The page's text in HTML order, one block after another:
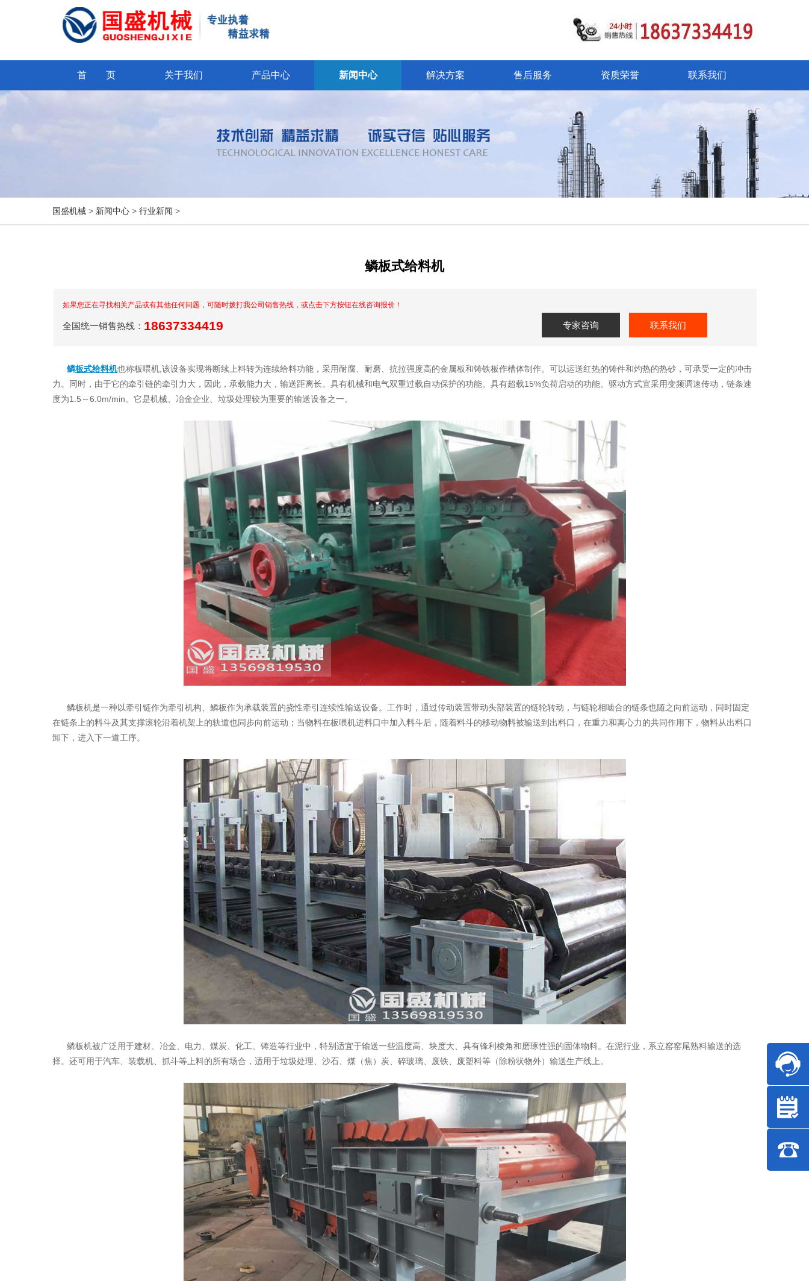
首 页 关于我们 产品中心 新闻中心 解决方案 售后服务 资质荣誉 联系我们
国盛机械 > 新闻中心 > 行业新闻 >
鳞板式给料机
如果您正在寻找相关产品或有其他任何问题，可随时拨打我公司销售热线，或点击下方按钮在线咨询报价！
全国统一销售热线： 18637334419 专家咨询 联系我们
鳞板式给料机也称板喂机,该设备实现将断续上料转为连续给料功能，采用耐腐、耐磨、抗拉强度高的金属板和铸铁板作槽体制作。可以运送红热的铸件和灼热的热砂，可承受一定的冲击
力。同时，由于它的牵引链的牵引力大，因此，承载能力大，输送距离长。具有机械和电气双重过载自动保护的功能。具有超载15%负荷启动的功能。驱动方式宜采用变频调速传动，链条速
度为1.5～6.0m/min。它是机械、冶金企业、垃圾处理较为重要的输送设备之一。
鳞板机是一种以牵引链作为牵引机构、鳞板作为承载装置的挠性牵引连续性输送设备。工作时，通过传动装置带动头部装置的链轮转动，与链轮相啮合的链条也随之向前运动，同时固定
在链条上的料斗及其支撑滚轮沿着机架上的轨道也同步向前运动；当物料在板喂机进料口中加入料斗后，随着料斗的移动物料被输送到出料口，在重力和离心力的共同作用下，物料从出料口
卸下，进入下一道工序。
鳞板机被广泛用于建材、冶金、电力、煤炭、化工、铸造等行业中，特别适宜于输送一些温度高、块度大、具有锋利棱角和磨琢性强的固体物料。在泥行业，系立窑窑尾熟料输送的选
择。还可用于汽车、装载机、抓斗等上料的所有场合，适用于垃圾处理、沙石、煤（焦）炭、碎玻璃、废铁、废塑料等（除粉状物外）输送生产线上。